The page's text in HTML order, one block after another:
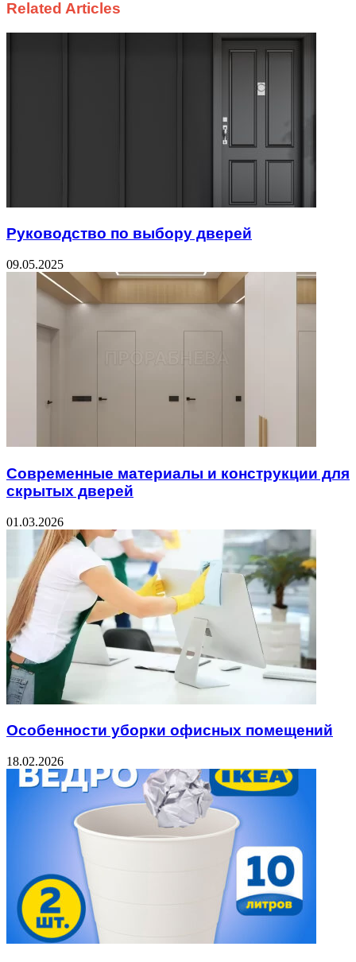
Related Articles
Руководство по выбору дверей
09.05.2025
Современные материалы и конструкции для
скрытых дверей
01.03.2026
Особенности уборки офисных помещений
18.02.2026